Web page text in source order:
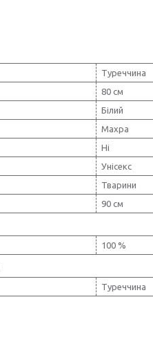
Туреччина
80 см
Білий
Махра
Ні
Унісекс
Тварини
90 см
100 %
Туреччина